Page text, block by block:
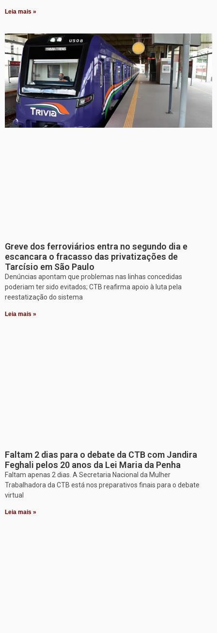
Leia mais »
Greve dos ferroviários entra no segundo dia e
escancara o fracasso das privatizações de
Tarcísio em São Paulo
Denúncias apontam que problemas nas linhas concedidas
poderiam ter sido evitados; CTB reafirma apoio à luta pela
reestatização do sistema
Leia mais »
Faltam 2 dias para o debate da CTB com Jandira
Feghali pelos 20 anos da Lei Maria da Penha
Faltam apenas 2 dias. A Secretaria Nacional da Mulher
Trabalhadora da CTB está nos preparativos finais para o debate
virtual
Leia mais »